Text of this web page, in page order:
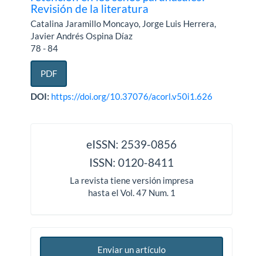
Revisión de la literatura
Catalina Jaramillo Moncayo, Jorge Luis Herrera,
Javier Andrés Ospina Díaz
78 - 84
PDF
DOI: https://doi.org/10.37076/acorl.v50i1.626
eISSN: 2539-0856
ISSN: 0120-8411
La revista tiene versión impresa
hasta el Vol. 47 Num. 1
Enviar un artículo